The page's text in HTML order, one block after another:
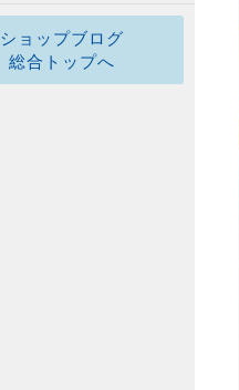
ショップブログ
総合トップへ